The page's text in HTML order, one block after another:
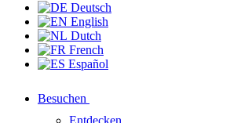
Deutsch
English
Dutch
French
Español
Besuchen
Entdecken